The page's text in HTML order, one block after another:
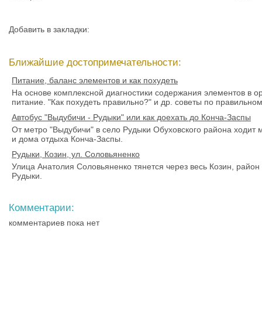
Добавить в закладки:
Ближайшие достопримечательности:
Питание, баланс элементов и как похудеть
На основе комплексной диагностики содержания элементов в
питание. "Как похудеть правильно?" и др. советы по
Автобус "Выдубичи - Рудыки" или как доехать до Конча-Заспы
От метро "Выдубичи" в село Рудыки Обуховского района
и дома отдыха Конча-Заспы.
Рудыки, Козин, ул. Соловьяненко
Улица Анатолия Соловьяненко тянется через весь Козин, район
Рудыки.
Комментарии:
комментариев пока нет